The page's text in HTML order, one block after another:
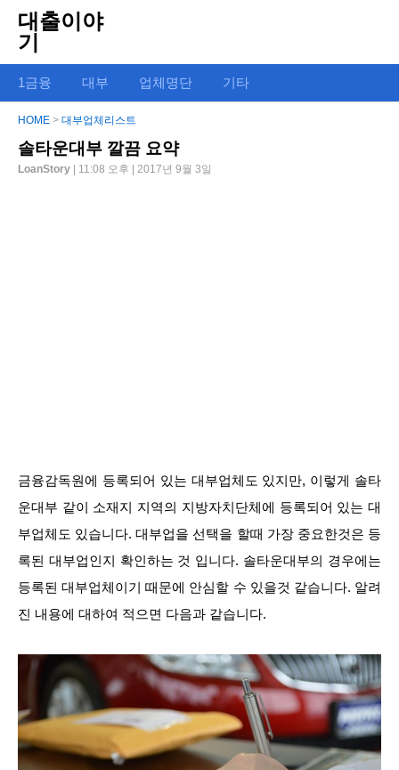
대출이야
기
1금융 대부 업체명단 기타
HOME > 대부업체리스트
솔타운대부 깔끔 요약
LoanStory | 11:08 오후 | 2017년 9월 3일
금융감독원에 등록되어 있는 대부업체도 있지만, 이렇게 솔타
운대부 같이 소재지 지역의 지방자치단체에 등록되어 있는 대
부업체도 있습니다. 대부업을 선택을 할때 가장 중요한것은 등
록된 대부업인지 확인하는 것 입니다. 솔타운대부의 경우에는
등록된 대부업체이기 때문에 안심할 수 있을것 같습니다. 알려
진 내용에 대하여 적으면 다음과 같습니다.